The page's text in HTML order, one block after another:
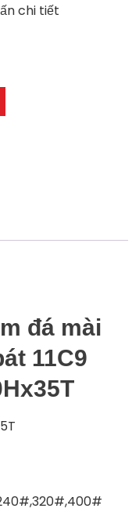
chi tiết
đá mài
11C9